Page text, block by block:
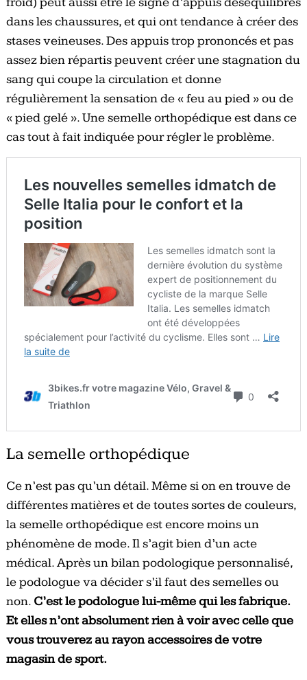
dans les chaussures, et qui ont tendance à créer des
stases veineuses. Des appuis trop prononcés et pas
assez bien répartis peuvent créer une stagnation du
sang qui coupe la circulation et donne
régulièrement la sensation de « feu au pied » ou de
« pied gelé ». Une semelle orthopédique est dans ce
cas tout à fait indiquée pour régler le problème.
La semelle orthopédique
Ce n’est pas qu’un détail. Même si on en trouve de
différentes matières et de toutes sortes de couleurs,
la semelle orthopédique est encore moins un
phénomène de mode. Il s’agit bien d’un acte
médical. Après un bilan podologique personnalisé,
le podologue va décider s’il faut des semelles ou
non. C’est le podologue lui-même qui les fabrique.
Et elles n’ont absolument rien à voir avec celle que
vous trouverez au rayon accessoires de votre
magasin de sport.